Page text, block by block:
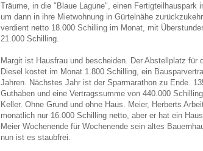
Träume, in die "Blaue Lagune", einen Fertigteilhauspark
um dann in ihre Mietwohnung in Gürtelnähe
verdient netto 18.000 Schilling im Monat, mit
21.000 Schilling.
Margit ist Hausfrau und bescheiden. Der Abstellplatz für
Diesel kostet im Monat 1.800 Schilling, ein
Jahren. Nächstes Jahr ist der Sparmarathon zu Ende.
Guthaben und eine Vertragssumme von 440.000
Keller. Ohne Grund und ohne Haus. Meier, Herberts
monatlich nur 16.000 Schilling netto, aber er hat ein
Meier Wochenende für Wochenende sein altes
nun ist es staubfrei.